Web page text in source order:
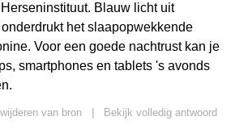
Blauw licht uit
het slaapopwekkende
Voor een goede nachtrust kan je
smartphones en tablets 's avonds
van bron
Bekijk volledig antwoord